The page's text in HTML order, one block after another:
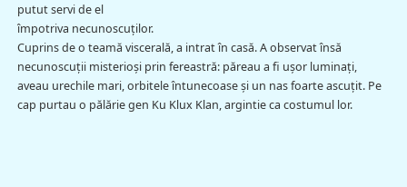
putut servi de el
împotriva necunoscuţilor.
Cuprins de o teamă viscerală, a intrat în casă. A observat însă
necunoscuţii misterioşi prin fereastră: păreau a fi uşor luminaţi,
aveau urechile mari, orbitele întunecoase şi un nas foarte ascuţit. Pe
cap purtau o pălărie gen Ku Klux Klan, argintie ca costumul lor.